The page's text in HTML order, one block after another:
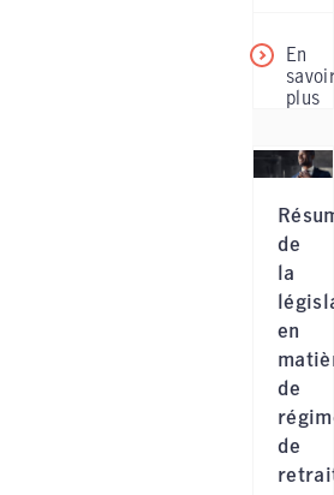
En
plus
de
la
en
de
de